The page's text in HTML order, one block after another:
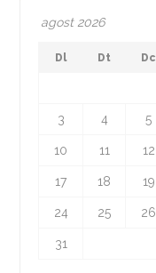
agost 2026
Dl Dt Dc
3 4 5
10 11 12
17 18 19
24 25 26
31